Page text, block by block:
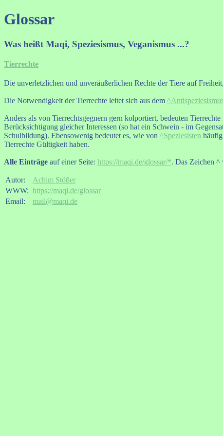
Glossar
Was heißt Maqi, Speziesismus, Veganismus ...?
Tierrechte
Die unverletzlichen und unveräußerlichen Rechte der Tiere auf
Die Notwendigkeit der Tierrechte leitet sich aus dem
Anders als von Tierrechtsgegnern gern kolportiert, bedeuten
Berücksichtigung gleicher Interessen (so hat ein Schwein - im
Schulbildung). Ebensowenig be­deu­tet es, wie von ^Speziesisten
Tierrechte Gültigkeit haben.
Alle Einträge auf einer Seite: https://maqi.de/glossar/*. Das Zeichen ^
Autor:
Achim Stößer
WWW: https://maqi.de/glossar
Email:
mail@maqi.de